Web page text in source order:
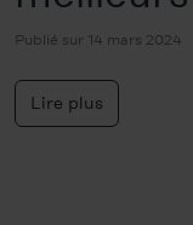
Publié sur 14 mars 2024
Lire plus